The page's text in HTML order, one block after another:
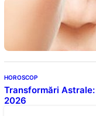
HOROSCOP
Transformări
2026